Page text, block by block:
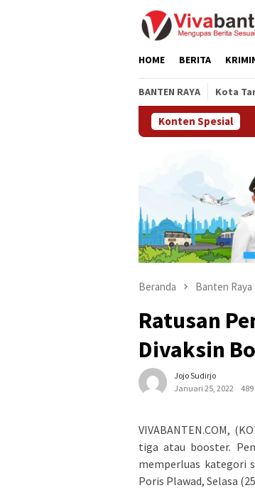
HOME BERITA
BANTEN RAYA Kota
Konten Spesial
Beranda Banten Raya
Ratusan
Divaksin
Jojo Sudirjo
Januari 25, 2022
VIVABANTEN.COM,
tiga atau booster.
memperluas kategori
Poris Plawad, Selasa